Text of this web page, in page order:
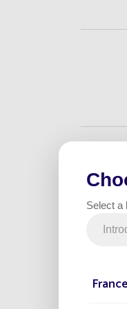
19
Select a
France